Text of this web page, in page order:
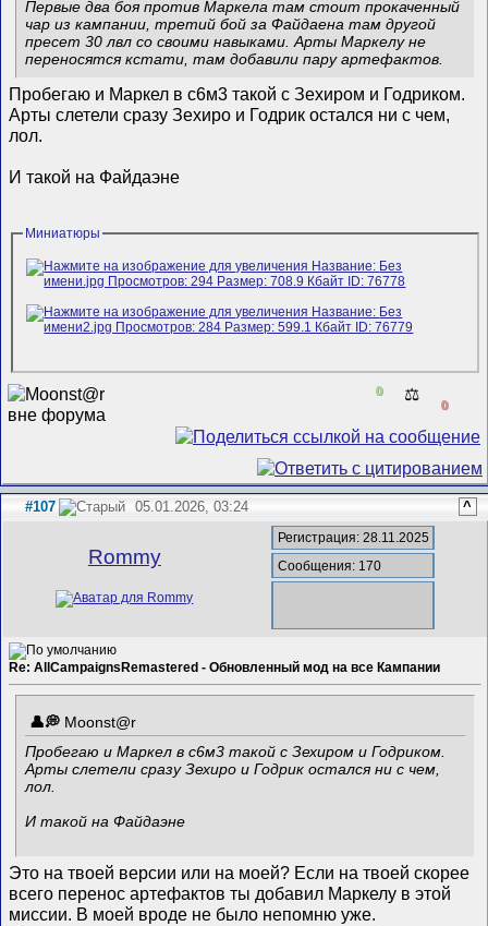
Первые два боя против Маркела там стоит прокаченный
чар из кампании, третий бой за Файдаена там другой
пресет 30 лвл со своими навыками. Арты Маркелу не
переносятся кстати, там добавили пару артефактов.
Пробегаю и Маркел в с6м3 такой с Зехиром и Годриком.
Арты слетели сразу Зехиро и Годрик остался ни с чем,
лол.
И такой на Файдаэне
Миниатюры
0 ⚖️
0
#107 05.01.2026, 03:24 ^
Rommy
Регистрация: 28.11.2025
Сообщения: 170
Re: AllCampaignsRemastered - Обновленный мод на все Кампании
Mооnst@r
Пробегаю и Маркел в с6м3 такой с Зехиром и Годриком.
Арты слетели сразу Зехиро и Годрик остался ни с чем,
лол.
И такой на Файдаэне
Это на твоей версии или на моей? Если на твоей скорее
всего перенос артефактов ты добавил Маркелу в этой
миссии. В моей вроде не было непомню уже.